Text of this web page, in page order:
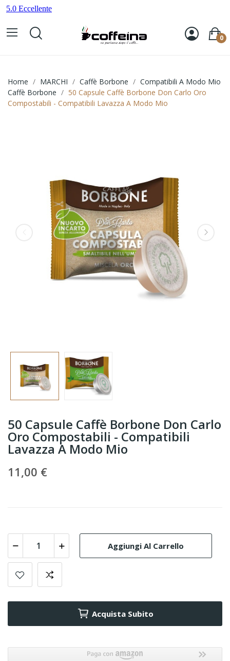
0
Home MARCHI Caffè Borbone
Compatibili A Modo Mio
Caffè Borbone
50 Capsule Caffè Borbone Don Carlo Oro
Compostabili - Compatibili Lavazza A Modo Mio
50 Capsule Caffè Borbone Don Carlo
Oro Compostabili - Compatibili
Lavazza A Modo Mio
11,00 €
Aggiungi Al Carrello
Acquista Subito